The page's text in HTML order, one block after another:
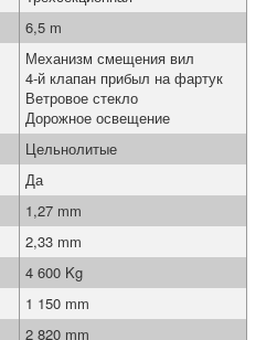
6,5 m
Механизм смещения вил
4-й клапан прибыл на фартук
Ветровое стекло
Дорожное освещение
Цельнолитые
Да
1,27 mm
2,33 mm
4 600 Kg
1 150 mm
2 820 mm